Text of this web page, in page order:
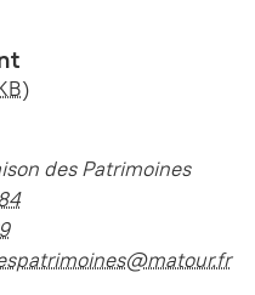
des Patrimoines